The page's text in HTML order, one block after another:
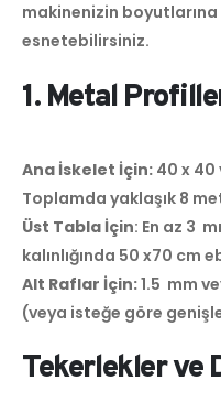
makinenizin
esnetebilirsiniz.
1. Metal
Ana İskelet İçin: 40 x
Toplamda yaklaşık 8
Üst Tabla İçin: En az 3
kalınlığında 50 x70 cm
Alt Raflar İçin:1.5 mm
(veya isteğe göre
Tekerlekler ve